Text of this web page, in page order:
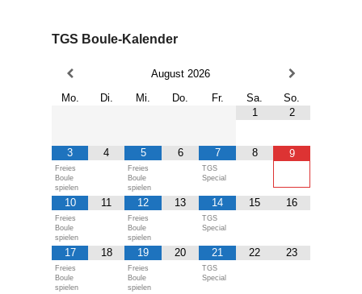
TGS Boule-Kalender
August 2026
Mo.
Di. Mi. Do. Fr. Sa.
So.
1
2
3
Freies
Boule
spielen
4 5
Freies
Boule
spielen
6 7
TGS
Special
8 9
10
Freies
Boule
spielen
11 12
Freies
Boule
spielen
13 14
TGS
Special
15 16
17
Freies
Boule
spielen
18 19
Freies
Boule
spielen
20 21
TGS
Special
22 23